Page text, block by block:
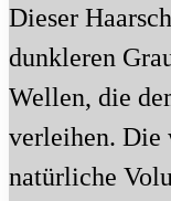
Dieser
dunkleren
Wellen, die
verleihen. Die
natürliche